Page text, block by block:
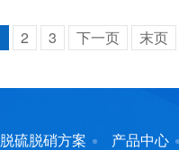
2 3 下一页 末页
脱硫脱硝方案 产品中心